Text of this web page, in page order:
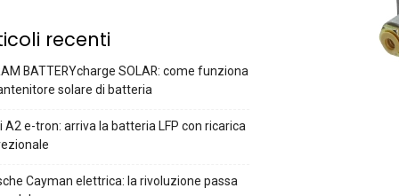
recenti
BATTERYcharge SOLAR: come funziona
solare di batteria
A2 e-tron: arriva la batteria LFP con ricarica
Cayman elettrica: la rivoluzione passa